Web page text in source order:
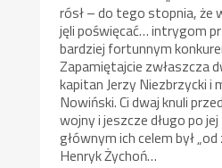
rósł – do tego stopnia, że
jęli poświęcać… intrygom
bardziej fortunnym
Zapamiętajcie zwłaszcza
kapitan Jerzy Niezbrzycki i
Nowiński. Ci dwaj knuli
wojny i jeszcze długo po
głównym ich celem był
Henryk Żychoń…